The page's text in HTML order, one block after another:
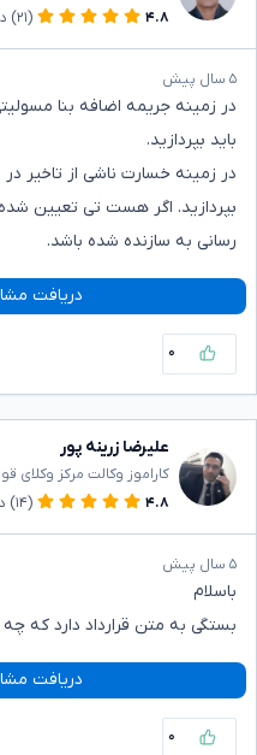
۴.۸
(۲۱)
۵ سال پیش
در زمینه جریمه اضافه بنا
باید بپردازید.
در زمینه خسارت ناشی از تاخیر
بپردازید. اگر هست تی تعیین
رسانی به سازنده شده باشد.
دریافت
۰
علیرضا زرینه پور
کاراموز وکالت مرکز وکلای
۴.۸
(۱۴)
۵ سال پیش
باسلام
بستگی به متن قرارداد دارد که
دریافت
۰